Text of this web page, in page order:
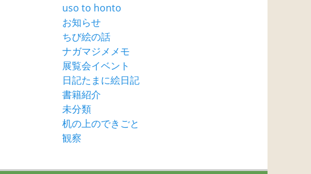
uso to honto
お知らせ
ちび絵の話
ナガマジメメモ
展覧会イベント
日記たまに絵日記
書籍紹介
未分類
机の上のできごと
観察